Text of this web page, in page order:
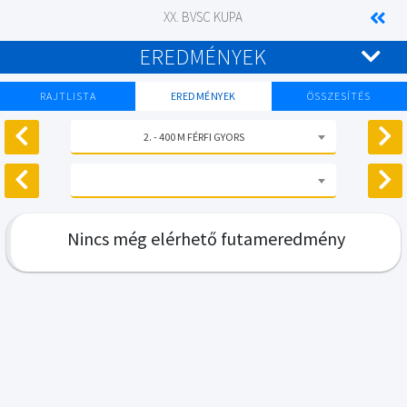
XX. BVSC KUPA
EREDMÉNYEK
RAJTLISTA EREDMÉNYEK ÖSSZESÍTÉS
2. - 400 M FÉRFI GYORS
Nincs még elérhető futameredmény